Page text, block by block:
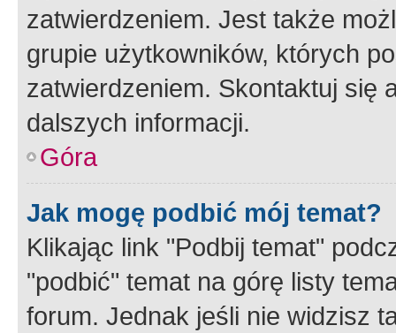
zatwierdzeniem. Jest także
grupie użytkowników, których
zatwierdzeniem. Skontaktuj się
dalszych informacji.
Góra
Jak mogę podbić mój temat?
Klikając link "Podbij temat"
"podbić" temat na górę listy
forum. Jednak jeśli nie widzisz